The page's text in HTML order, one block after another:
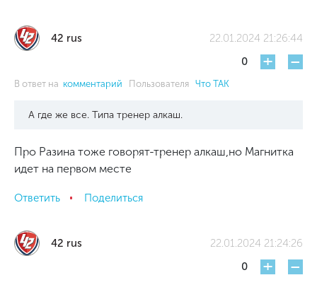
42 rus
22.01.2024 21:26:44
0
+ -
В ответ на комментарий Пользователя Что ТАК
А где же все. Типа тренер алкаш.
Про Разина тоже говорят-тренер алкаш,но Магнитка
идет на первом месте
Ответить Поделиться
42 rus
22.01.2024 21:24:26
0
+ -